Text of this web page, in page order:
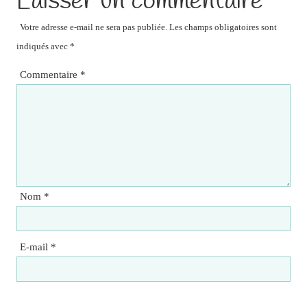
Votre adresse e-mail ne sera pas publiée. Les champs obligatoires sont
indiqués avec *
Commentaire *
Nom *
E-mail *